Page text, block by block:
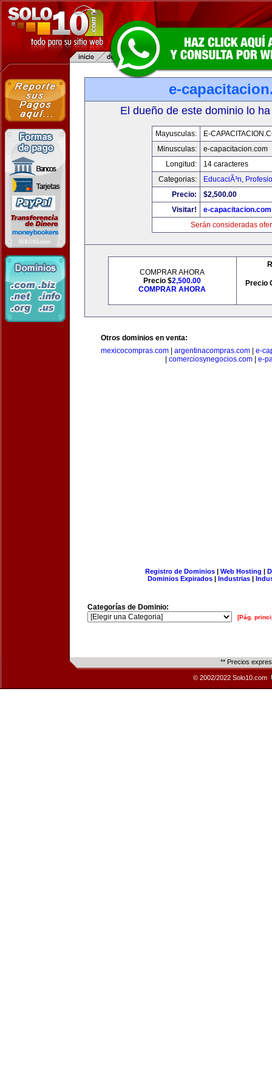
e-
El dueño de este dominio lo
Mayusculas:
E-
Minusculas:
e-capacitacion.com
Longitud:
14 caracteres
Categorias:
EducaciÃ³n,
Precio:
$2,500.00
Visitar!
e-capacitacion.com
Serán consideradas
COMPRAR AHORA
Precio $2,500.00
COMPRAR AHORA
Precio
Otros dominios en venta:
mexicocompras.com
argentinacompras.com
e-
comerciosynegocios.com e-
Registro de Dominios| Web Hosting |
Dominios Expirados | Industrias |
Categorías de Dominio:
[Pág.
** Precios
© 2002/2022 Solo10.com